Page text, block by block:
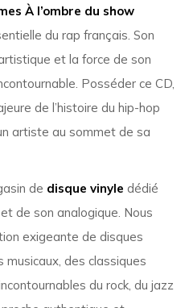
À l’ombre du show
du rap français. Son
et la force de son
Posséder ce CD,
de l’histoire du hip-hop
artiste au sommet de sa
de disque vinyle dédié
de son analogique. Nous
exigeante de disques
des classiques
du rock, du jazz